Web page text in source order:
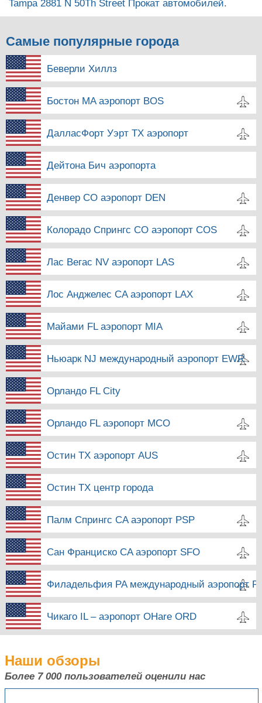
Tampa 2881 N 50Th Street Прокат автомобилей.
Самые популярные города
Беверли Хиллз
Бостон MA аэропорт BOS
ДалласФорт Уэрт TX аэропорт
Дейтона Бич аэропорта
Денвер CO аэропорт DEN
Колорадо Спрингс CO аэропорт COS
Лас Вегас NV аэропорт LAS
Лос Анджелес CA аэропорт LAX
Майами FL аэропорт MIA
Ньюарк NJ международный аэропорт EWR
Орландо FL City
Орландо FL аэропорт MCO
Остин TX аэропорт AUS
Остин TX центр города
Палм Спрингс CA аэропорт PSP
Сан Франциско CA аэропорт SFO
Филадельфия PA международный аэропорт
Чикаго IL – аэропорт OHare ORD
Наши обзоры
Более 7 000пользователей оценили нас